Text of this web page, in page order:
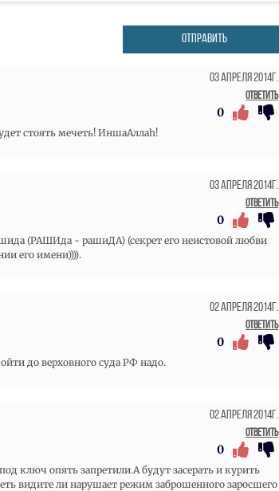
ОТПРАВИТЬ
03 Апреля 2014г.
Ответить
0
стоять мечеть! ИншаАллаh!
03 Апреля 2014г.
Ответить
0
- рашиДА) (секрет его неистовой любви
его имени)))).
02 Апреля 2014г.
Ответить
0
до верховного суда РФ надо.
02 Апреля 2014г.
Ответить
0
ключ опять запретили.А будут засерать и курить
видите ли нарушает режим заброшенного заросшего